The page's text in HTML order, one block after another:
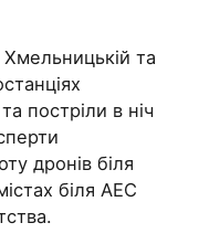
та
постріли в ніч
дронів біля
біля АЕС